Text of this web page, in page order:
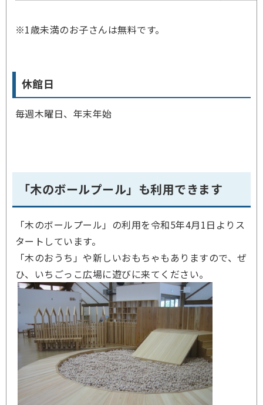
※1歳未満のお子さんは無料です。
休館日
毎週木曜日、年末年始
「木のボールプール」も利用できます
「木のボールプール」の利用を令和5年4月1日よりス
タートしています。
「木のおうち」や新しいおもちゃもありますので、ぜ
ひ、いちごっこ広場に遊びに来てください。